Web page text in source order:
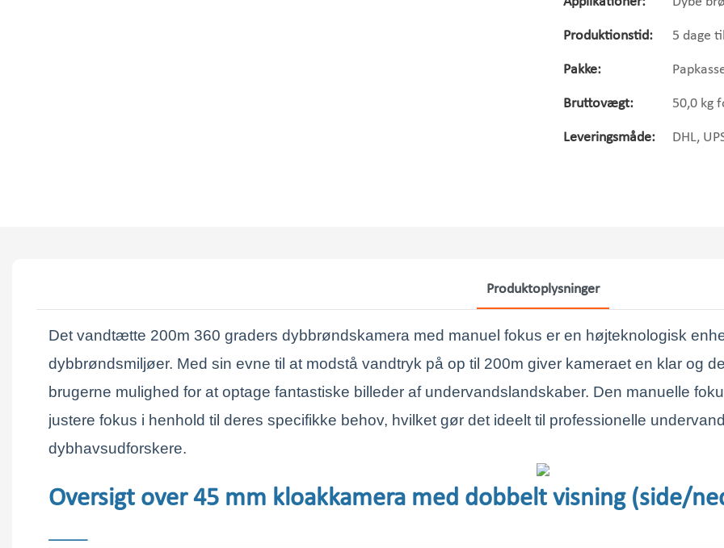
Produktionstid: 5 dage
Pakke:
Bruttovægt: 50,0 kg
Leveringsmåde: DHL,
Produktoplysninger
Det vandtætte 200m 360 graders dybbrøndskamera med manuel fokus er en højteknologisk
dybbrøndsmiljøer. Med sin evne til at modstå vandtryk på op til 200m giver kameraet en klar og
brugerne mulighed for at optage fantastiske billeder af undervandslandskaber. Den manuelle
justere fokus i henhold til deres specifikke behov, hvilket gør det ideelt til professionelle
dybhavsudforskere.
Oversigt over 45 mm kloakkamera med dobbelt visning (side/